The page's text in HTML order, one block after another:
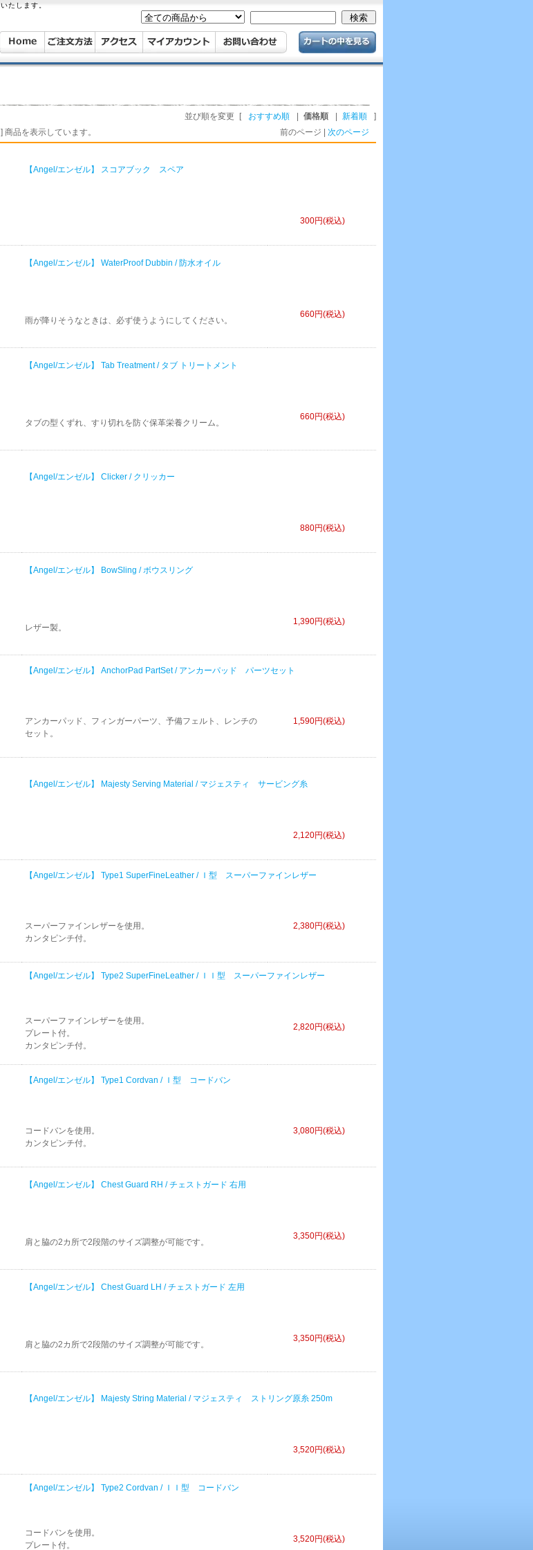
たします。
並び順を変更 [ おすすめ順 価格順 新着順
]
] 商品を表示しています。 前のページ | 次のページ
【Angel/エンゼル】 スコアブック スペア
300円(税込)
【Angel/エンゼル】 WaterProof Dubbin / 防水オイル
雨が降りそうなときは、必ず使うようにしてください。
660円(税込)
【Angel/エンゼル】 Tab Treatment / タブ トリートメント
タブの型くずれ、すり切れを防ぐ保革栄養クリーム。
660円(税込)
【Angel/エンゼル】 Clicker / クリッカー
880円(税込)
【Angel/エンゼル】 BowSling / ボウスリング
レザー製。
1,390円(税込)
【Angel/エンゼル】 AnchorPad PartSet / アンカーパッド パーツセット
アンカーパッド、フィンガーパーツ、予備フェルト、レンチの
セット。
1,590円(税込)
【Angel/エンゼル】 Majesty Serving Material / マジェスティ サービング糸
2,120円(税込)
【Angel/エンゼル】 Type1 SuperFineLeather / Ｉ型 スーパーファインレザー
スーパーファインレザーを使用。
カンタピンチ付。
2,380円(税込)
【Angel/エンゼル】 Type2 SuperFineLeather / ＩＩ型 スーパーファインレザー
スーパーファインレザーを使用。
プレート付。
カンタピンチ付。
2,820円(税込)
【Angel/エンゼル】 Type1 Cordvan / Ｉ型 コードバン
コードバンを使用。
カンタピンチ付。
3,080円(税込)
【Angel/エンゼル】 Chest Guard RH / チェストガード 右用
肩と脇の2カ所で2段階のサイズ調整が可能です。
3,350円(税込)
【Angel/エンゼル】 Chest Guard LH / チェストガード 左用
肩と脇の2カ所で2段階のサイズ調整が可能です。
3,350円(税込)
【Angel/エンゼル】 Majesty String Material / マジェスティ ストリング原糸 250m
3,520円(税込)
【Angel/エンゼル】 Type2 Cordvan / ＩＩ型 コードバン
コードバンを使用。
プレート付。
3,520円(税込)